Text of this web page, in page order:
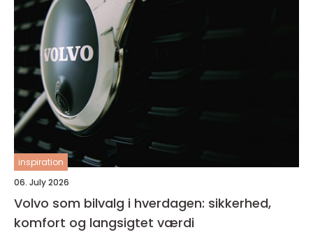
inspiration
06. July 2026
Volvo som bilvalg i hverdagen: sikkerhed,
komfort og langsigtet værdi